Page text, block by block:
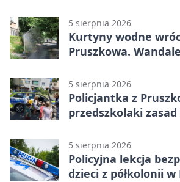
5 sierpnia 2026
Kurtyny wodne
Pruszkowa.
5 sierpnia 2026
Policjantka z
przedszkolaki
5 sierpnia 2026
Policyjna lekcja
dzieci z półkolonii